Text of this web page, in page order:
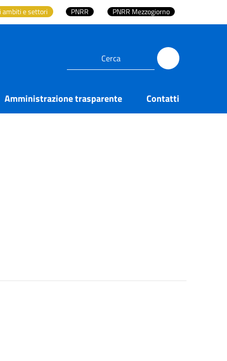
ambiti e settori PNRR PNRR Mezzogiorno
Amministrazione trasparente Contatti